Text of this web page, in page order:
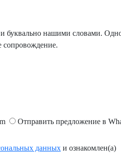
и буквально нашими словами.
сопровождение.
Отправить предложение в
данных и ознакомлен(а)